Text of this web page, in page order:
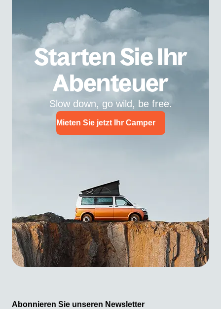
Starten Sie Ihr
Abenteuer
Slow down, go wild, be free.
Mieten Sie jetzt Ihr Camper
Abonnieren Sie unseren Newsletter